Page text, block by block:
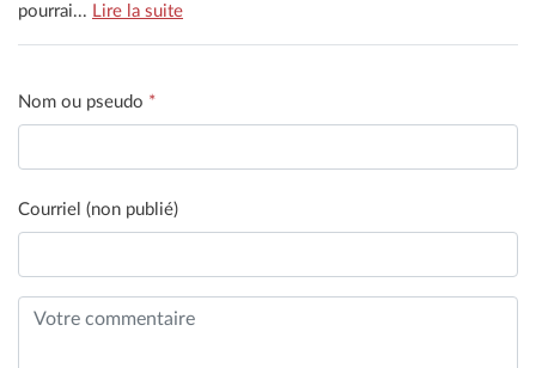
pourrai... Lire la suite
Nom ou pseudo *
Courriel (non publié)